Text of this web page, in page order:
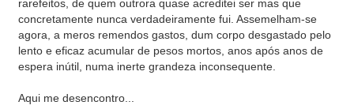
rarefeitos, de quem outrora quase acreditei ser mas que
concretamente nunca verdadeiramente fui. Assemelham-se
agora, a meros remendos gastos, dum corpo desgastado pelo
lento e eficaz acumular de pesos mortos, anos após anos de
espera inútil, numa inerte grandeza inconsequente.
Aqui me desencontro...